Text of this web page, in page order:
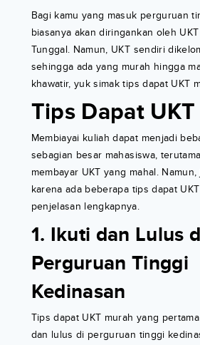
Bagi kamu yang masuk perguruan
biasanya akan diringankan oleh
Tunggal. Namun, UKT sendiri
sehingga ada yang murah hingga
khawatir, yuk simak tips dapat UKT
Tips Dapat
Membiayai kuliah dapat menjadi
sebagian besar mahasiswa,
membayar UKT yang mahal.
karena ada beberapa tips dapat
penjelasan lengkapnya.
1. Ikuti dan Lulus
Perguruan Tinggi
Kedinasan
Tips dapat UKT murah yang
dan lulus di perguruan tinggi